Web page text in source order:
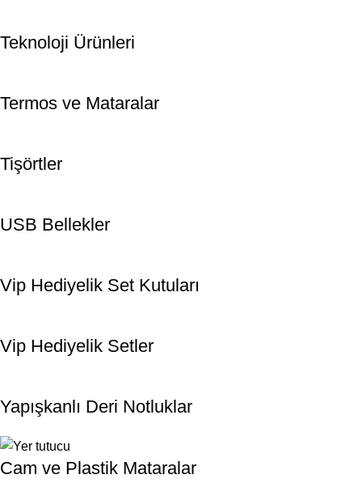
Teknoloji Ürünleri
Termos ve Mataralar
Tişörtler
USB Bellekler
Vip Hediyelik Set Kutuları
Vip Hediyelik Setler
Yapışkanlı Deri Notluklar
Cam ve Plastik Mataralar